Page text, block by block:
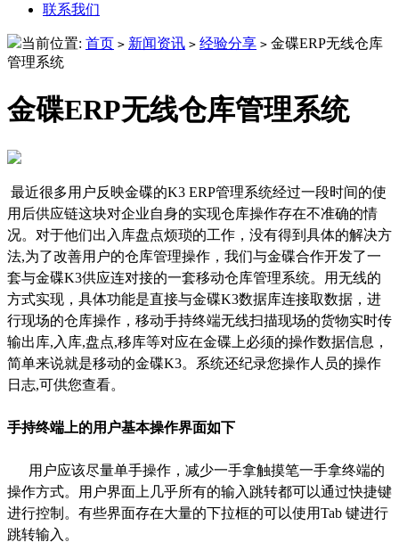
联系我们
当前位置: 首页 > 新闻资讯 > 经验分享 > 金碟ERP无线仓库
管理系统
金碟ERP无线仓库管理系统
最近很多用户反映金碟的K3 ERP管理系统经过一段时间的使
用后供应链这块对企业自身的实现仓库操作存在不准确的情
况。对于他们出入库盘点烦琐的工作，没有得到具体的解决方
法,为了改善用户的仓库管理操作，我们与金碟合作开发了一
套与金碟K3供应连对接的一套移动仓库管理系统。用无线的
方式实现，具体功能是直接与金碟K3数据库连接取数据，进
行现场的仓库操作，移动手持终端无线扫描现场的货物实时传
输出库,入库,盘点,移库等对应在金碟上必须的操作数据信息，
简单来说就是移动的金碟K3。系统还纪录您操作人员的操作
日志,可供您查看。
手持终端上的用户基本操作界面如下
用户应该尽量单手操作，减少一手拿触摸笔一手拿终端的
操作方式。用户界面上几乎所有的输入跳转都可以通过快捷键
进行控制。有些界面存在大量的下拉框的可以使用Tab 键进行
跳转输入。